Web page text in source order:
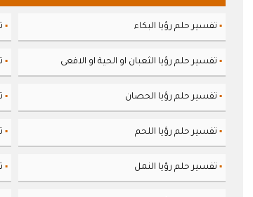
▪ تفسير حلم رؤيا البكاء ▪
▪ تفسير حلم رؤيا الثعبان او الحية او الافعى ▪
▪ تفسير حلم رؤيا الحصان ▪
▪ تفسير حلم رؤيا اللحم ▪
▪ تفسير حلم رؤيا النمل ▪